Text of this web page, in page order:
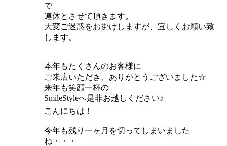
で
連休とさせて頂きます。
大変ご迷惑をお掛けしますが、宜しくお願い致
します。
本年もたくさんのお客様に
ご来店いただき、ありがとうございました☆
来年も笑顔一杯の
SmileStyleへ是非お越しください♪
こんにちは！
今年も残り一ヶ月を切ってしまいました
ね・・・